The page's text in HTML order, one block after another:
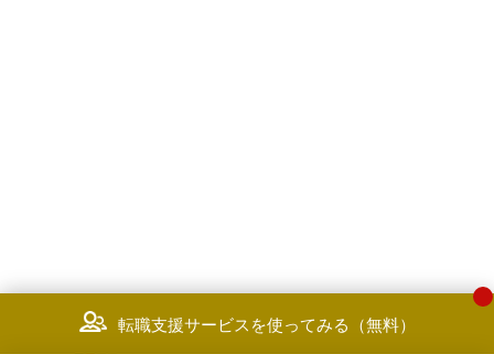
転職支援サービスを使ってみる（無料）